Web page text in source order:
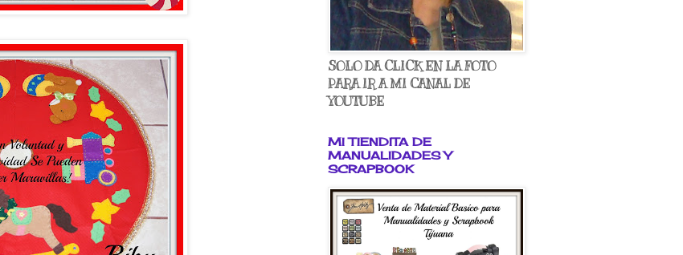
SOLO DA CLICK EN LA FOTO
PARA IR A MI CANAL DE
YOUTUBE
MI TIENDITA DE
MANUALIDADES Y
SCRAPBOOK